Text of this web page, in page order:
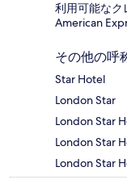
利用可能なク
American
その他の呼
Star Hotel
London Star
London Star
London Star
London Star